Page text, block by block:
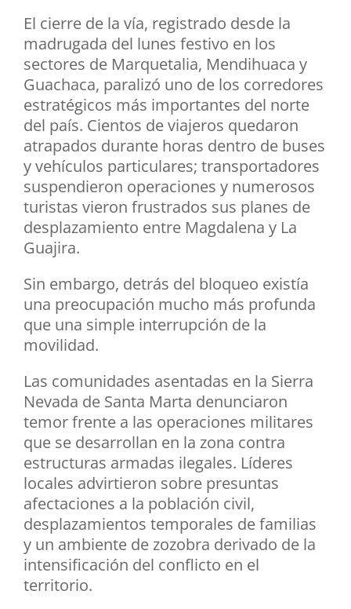
El cierre de la vía, registrado desde la
madrugada del lunes festivo en los
sectores de Marquetalia, Mendihuaca y
Guachaca, paralizó uno de los corredores
estratégicos más importantes del norte
del país. Cientos de viajeros quedaron
atrapados durante horas dentro de buses
y vehículos particulares; transportadores
suspendieron operaciones y numerosos
turistas vieron frustrados sus planes de
desplazamiento entre Magdalena y La
Guajira.
Sin embargo, detrás del bloqueo existía
una preocupación mucho más profunda
que una simple interrupción de la
movilidad.
Las comunidades asentadas en la Sierra
Nevada de Santa Marta denunciaron
temor frente a las operaciones militares
que se desarrollan en la zona contra
estructuras armadas ilegales. Líderes
locales advirtieron sobre presuntas
afectaciones a la población civil,
desplazamientos temporales de familias
y un ambiente de zozobra derivado de la
intensificación del conflicto en el
territorio.